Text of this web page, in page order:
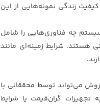
زندگی نمونه‌هایی از این
چه فناوری‌هایی را شامل
هستند. شرایط زمینه‌ای مانند
می‌تواند توسط محققانی با
گران‌قیمت یا شرایط